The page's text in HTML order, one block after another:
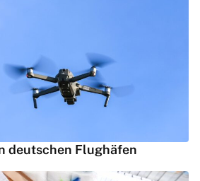
deutschen Flughäfen